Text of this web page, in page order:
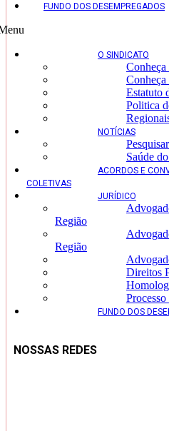
FUNDO DOS DESEMPREGADOS
O SINDICATO
Estatuto
Politica
NOTÍCIAS
Pesquisar
Saúde
ACORDOS E
COLETIVAS
JURÍDICO
Região
Região
Direitos
FUNDO DOS
NOSSAS REDES